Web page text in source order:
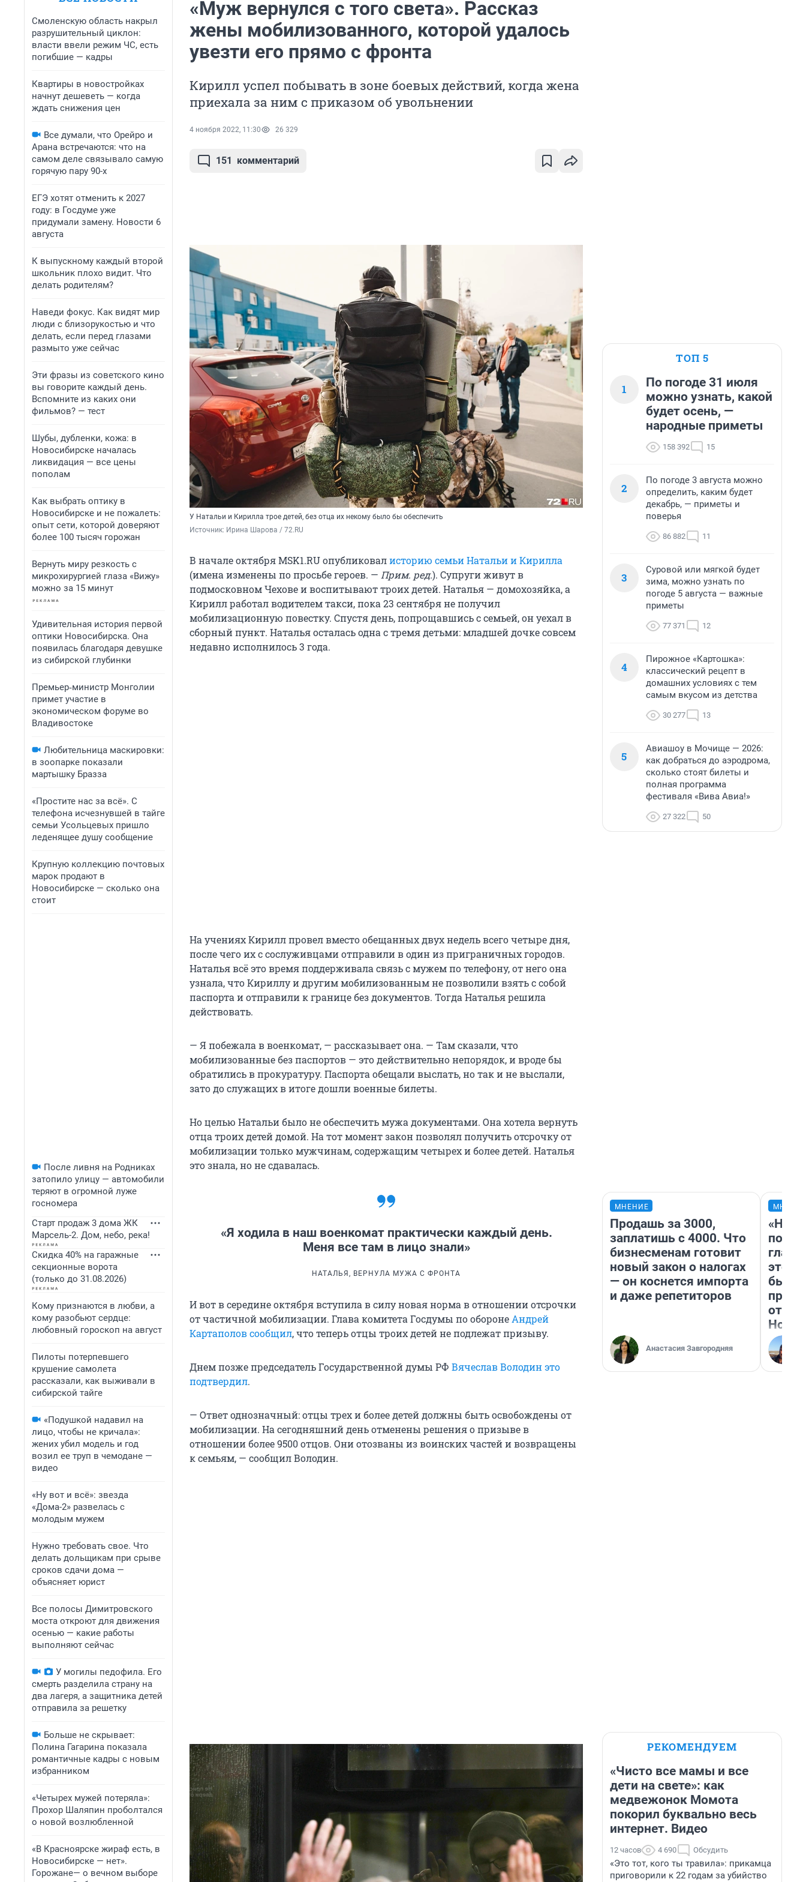
Смоленскую область накрыл
разрушительный циклон:
власти ввели режим ЧС, есть
погибшие — кадры
Квартиры в новостройках
начнут дешеветь — когда
ждать снижения цен
Все думали, что Орейро и
Арана встречаются: что на
самом деле связывало самую
горячую пару 90-х
ЕГЭ хотят отменить к 2027
году: в Госдуме уже
придумали замену. Новости 6
августа
К выпускному каждый второй
школьник плохо видит. Что
делать родителям?
Наведи фокус. Как видят мир
люди с близорукостью и что
делать, если перед глазами
размыто уже сейчас
Эти фразы из советского кино
вы говорите каждый день.
Вспомните из каких они
фильмов? — тест
Шубы, дубленки, кожа: в
Новосибирске началась
ликвидация — все цены
пополам
Как выбрать оптику в
Новосибирске и не пожалеть:
опыт сети, которой доверяют
более 100 тысяч горожан
Вернуть миру резкость с
микрохирургией глаза «Вижу»
можно за 15 минут
Удивительная история первой
оптики Новосибирска. Она
появилась благодаря девушке
из сибирской глубинки
Премьер‑министр Монголии
примет участие в
экономическом форуме во
Владивостоке
Любительница маскировки:
в зоопарке показали
мартышку Бразза
«Простите нас за всё». С
телефона исчезнувшей в тайге
семьи Усольцевых пришло
леденящее душу сообщение
Крупную коллекцию почтовых
марок продают в
Новосибирске — сколько она
стоит
После ливня на Родниках
затопило улицу — автомобили
теряют в огромной луже
госномера
Старт продаж 3 дома ЖК
Марсель-2. Дом, небо, река!
Скидка 40% на гаражные
секционные ворота
(только до 31.08.2026)
Кому признаются в любви, а
кому разобьют сердце:
любовный гороскоп на август
Пилоты потерпевшего
крушение самолета
рассказали, как выживали в
сибирской тайге
«Подушкой надавил на
лицо, чтобы не кричала»:
жених убил модель и год
возил ее труп в чемодане —
видео
«Ну вот и всё»: звезда
«Дома-2» развелась с
молодым мужем
Нужно требовать свое. Что
делать дольщикам при срыве
сроков сдачи дома —
объясняет юрист
Все полосы Димитровского
моста откроют для движения
осенью — какие работы
выполняют сейчас
У могилы педофила. Его
смерть разделила страну на
два лагеря, а защитника детей
отправила за решетку
Больше не скрывает:
Полина Гагарина показала
романтичные кадры с новым
избранником
«Четырех мужей потеряла»:
Прохор Шаляпин проболтался
о новой возлюбленной
«В Красноярске жираф есть, в
Новосибирске — нет».
Горожане— о вечном выборе
«Муж вернулся с того света». Рассказ
жены мобилизованного, которой удалось
увезти его прямо с фронта
Кирилл успел побывать в зоне боевых действий, когда жена
приехала за ним с приказом об увольнении
4 ноября 2022, 11:30 26 329
151 комментарий
У Натальи и Кирилла трое детей, без отца их некому было бы обеспечить
Источник: Ирина Шарова / 72.RU
В начале октября MSK1.RU опубликовалисторию семьи Натальи и Кирилла
(имена изменены по просьбе героев. — Прим. ред.). Супруги живут в
подмосковном Чехове и воспитывают троих детей. Наталья — домохозяйка, а
Кирилл работал водителем такси, пока 23 сентября не получил
мобилизационную повестку. Спустя день, попрощавшись с семьей, он уехал в
сборный пункт. Наталья осталась одна с тремя детьми: младшей дочке совсем
недавно исполнилось 3 года.
На учениях Кирилл провел вместо обещанных двух недель всего четыре дня,
после чего их с сослуживцами отправили в один из приграничных городов.
Наталья всё это время поддерживала связь с мужем по телефону, от него она
узнала, что Кириллу и другим мобилизованным не позволили взять с собой
паспорта и отправили к границе без документов. Тогда Наталья решила
действовать.
— Я побежала в военкомат, — рассказывает она. — Там сказали, что
мобилизованные без паспортов — это действительно непорядок, и вроде бы
обратились в прокуратуру. Паспорта обещали выслать, но так и не выслали,
зато до служащих в итоге дошли военные билеты.
Но целью Натальи было не обеспечить мужа документами. Она хотела вернуть
отца троих детей домой. На тот момент закон позволял получить отсрочку от
мобилизации только мужчинам, содержащим четырех и более детей. Наталья
это знала, но не сдавалась.
«Я ходила в наш военкомат практически каждый день.
Меня все там в лицо знали»
НАТАЛЬЯ, ВЕРНУЛА МУЖА С ФРОНТА
И вот в середине октября вступила в силу новая норма в отношении отсрочки
от частичной мобилизации. Глава комитета Госдумы по обороне Андрей
Картаполов сообщил, что теперь отцы троих детей не подлежат призыву.
Днем позже председатель Государственной думы РФ Вячеслав Володин это
подтвердил.
— Ответ однозначный: отцы трех и более детей должны быть освобождены от
мобилизации. На сегодняшний день отменены решения о призыве в
отношении более 9500 отцов. Они отозваны из воинских частей и возвращены
к семьям, — сообщил Володин.
ТОП 5
1
По погоде 31 июля
можно узнать, какой
будет осень, —
народные приметы
158 392 15
2
По погоде 3 августа можно
определить, каким будет
декабрь, — приметы и
поверья
86 882 11
3
Суровой или мягкой будет
зима, можно узнать по
погоде 5 августа — важные
приметы
77 371 12
4
Пирожное «Картошка»:
классический рецепт в
домашних условиях с тем
самым вкусом из детства
30 277 13
5
Авиашоу в Мочище — 2026:
как добраться до аэродрома,
сколько стоят билеты и
полная программа
фестиваля «Вива Авиа!»
27 322 50
МНЕНИЕ
Продашь за 3000,
заплатишь с 4000. Что
бизнесменам готовит
новый закон о налогах
— он коснется импорта
и даже репетиторов
Анастасия Завгородняя
этого
бьет
РЕКОМЕНДУЕМ
«Чисто все мамы и все
дети на свете»: как
медвежонок Момота
покорил буквально весь
интернет. Видео
12 часов 4 690 Обсудить
«Это тот, кого ты травила»: прикамца
приговорили к 22 годам за убийство